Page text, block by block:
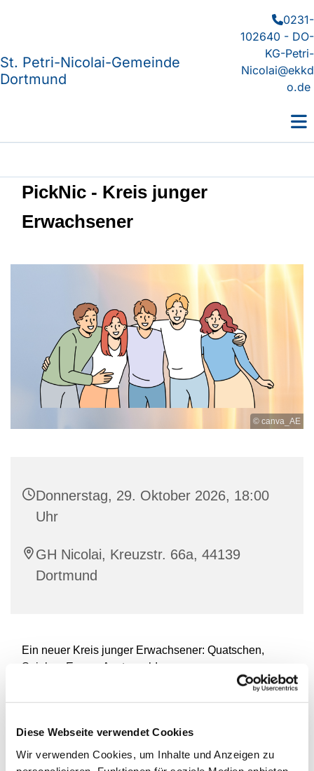
Diese Webseite verwendet Cookies
Wir verwenden Cookies, um Inhalte und Anzeigen zu
St. Petri-Nicolai-Gemeinde
Dortmund
0231-
102640 - DO-
KG-Petri-
Nicolai@ekkd
o.de
PickNic - Kreis junger
Erwachsener
© canva_AE
Donnerstag, 29. Oktober 2026, 18:00
Uhr
GH Nicolai, Kreuzstr. 66a, 44139
Dortmund
Ein neuer Kreis junger Erwachsener: Quatschen,
Spielen, Essen, Austausch!
Jede Woche im Jugendraum, im Wechsel donnerstags
und freitags.